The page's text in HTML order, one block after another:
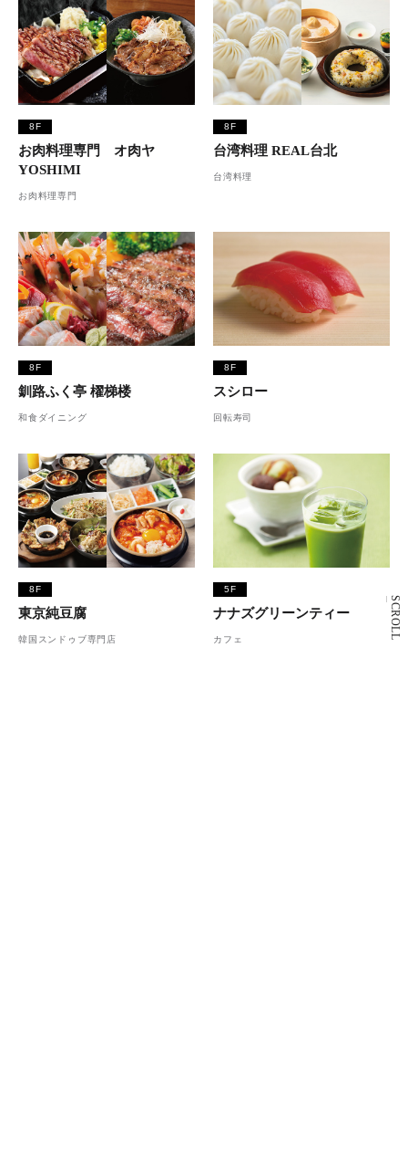
SCROLL
8F
お肉料理専門 オ肉ヤ
YOSHIMI
お肉料理専門
8F
台湾料理 REAL台北
台湾料理
8F
釧路ふく亭 櫂梯楼
和食ダイニング
8F
スシロー
回転寿司
8F
東京純豆腐
韓国スンドゥブ専門店
5F
ナナズグリーンティー
カフェ